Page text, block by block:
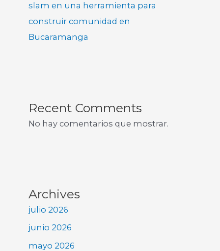
slam en una herramienta para
construir comunidad en
Bucaramanga
Recent Comments
No hay comentarios que mostrar.
Archives
julio 2026
junio 2026
mayo 2026